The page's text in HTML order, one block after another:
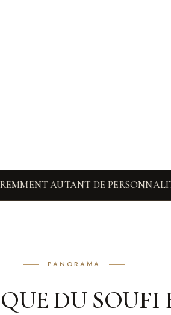
AUTANT DE PERSONNALITÉS ◆
PANORAMA
DU SOUFI